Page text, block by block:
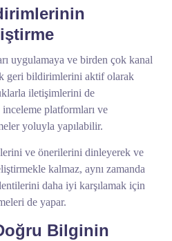
uygulamaya ve birden çok kanal
geri bildirimlerini aktif olarak
iletişimlerini de
platformları ve
yoluyla yapılabilir.
ve önerilerini dinleyerek ve
kalmaz, aynı zamanda
daha iyi karşılamak için
de yapar.
Bilginin